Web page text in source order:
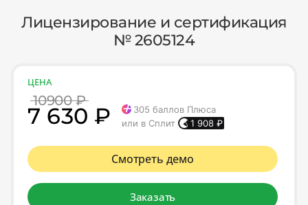
Лицензирование и сертификация
№ 2605124
ЦЕНА
10900 ₽
7 630 ₽ 305 баллов Плюса
или в Сплит
1 908 ₽
Смотреть демо
Заказать